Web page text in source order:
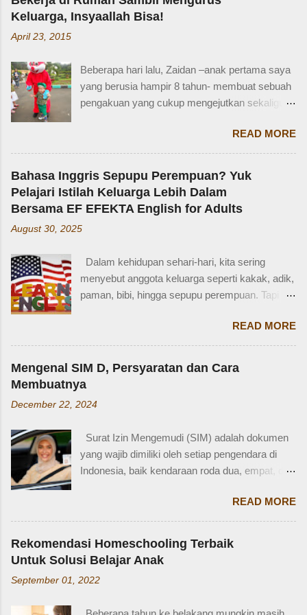
Keluarga, Insyaallah Bisa!
April 23, 2015
Beberapa hari lalu, Zaidan –anak pertama saya
yang berusia hampir 8 tahun- membuat sebuah
pengakuan yang cukup mengejutkan sekaligus
Zaidan: “Mi, waktu kakak kecil, kakak pernah
ditinggal beli sayur sama mba. Waktu itu
kakaknya lagi tidur. Terus kakak nangis. Sama
tetangga, kakak diajak main dan dipinjami
mainan.” Saya langsung memberondong Zaidan
dengan berbagai pertanyaan. Mbak yang
mana? Tetangga yang mana? Kejadiannya
tidak ingat detailnya. Ayau, mungkin juga dia
terkejut juga dengan reaksi saya. Bagaimana
tidak terkejut. Saya taksir usia Zaidan sekitar
Zaidan duduk di bangku TK, saya sudah tidak
bekerja di luar rumah. Meniggalkan anak usia
segitu, sendiri di rumah, tentu saja saya terkejut.
Memang beli sayur tak lama, 5 atau 10 menit
mungkin selesai kalau tidak antri. Tapi,
orang yang punya kese...
READ MORE
Bahasa Inggris Sepupu Perempuan? Yuk
Pelajari Istilah Keluarga Lebih Dalam
Bersama EF EFEKTA English for Adults
August 30, 2025
Dalam kehidupan sehari-hari, kita sering
menyebut anggota keluarga seperti kakak, adik,
paman, bibi, hingga sepupu perempuan. Tapi
bahasa Inggris? Salah satu contoh yang
menarik adalah bahasa Inggris sepupu
perempuan . Banyak orang mungkin tahu kata
"cousin", tapi tahukah kamu bahwa sepupu
female cousin? Memahami kosakata keluarga
percakapan santai, tetapi juga saat menulis,
traveling, bahkan dalam lingkungan kerja
internasional. Mengenal istilah keluarga akan
memperkenalkan diri atau menceritakan silsilah
keluarga. Contohnya, dalam bahasa Inggris:
Ayah = Father Ibu = Mother Kakak laki-laki =
Older brother Adik perempuan = Younger sister
Paman = Uncle Bibi = Aunt Sepupu perempuan
Seringkali, kita hanya menggunakan "cousin"
READ MORE
Mengenal SIM D, Persyaratan dan Cara
Membuatnya
December 22, 2024
Surat Izin Mengemudi (SIM) adalah dokumen
yang wajib dimiliki oleh setiap pengendara di
Indonesia, baik kendaraan roda dua, empat, dan
salah satunya adalah SIM D. Karena tidak
terlalu populer, banyak yang bertanya SIM D
untuk pengendara apa ya? Mengenal SIM D,
Persayaratan dan Cara Membuatnya
Berdasarkan webstite resmi humas.polri.go.id,
SIM D khusus dibuat untuk pengendara dengan
READ MORE
Rekomendasi Homeschooling Terbaik
Untuk Solusi Belajar Anak
September 01, 2022